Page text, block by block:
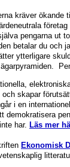
kräver ökande
pengarna ut
betalar du och
ytterligare
och skapar
i en
demokratisera
har. Läs mer
Ekonomisk